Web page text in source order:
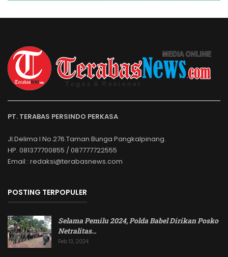
PT. TERABAS PERSINDO PERKASA
Jl.Delima I No.276.Taman Bunga Pangkalpinang.
HP. 081377700855 / 087777722555
Email : redaksi@terabasnews.com
POSTING TERPOPULER
Selama Pemilu 2024, Polda Babel Dirikan Posko
Netralitas…
Feb 13, 2024